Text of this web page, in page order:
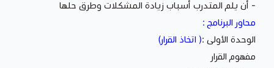
- أن يلم المتدرب أسباب زيادة المشكلات وطرق حلها
محاور البرنامج :
الوحدة الأولى :( اتخاذ القرار)
مفهوم القرار